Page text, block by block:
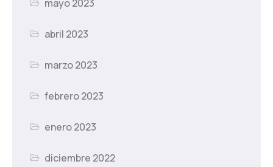
mayo 2023
abril 2023
marzo 2023
febrero 2023
enero 2023
diciembre 2022